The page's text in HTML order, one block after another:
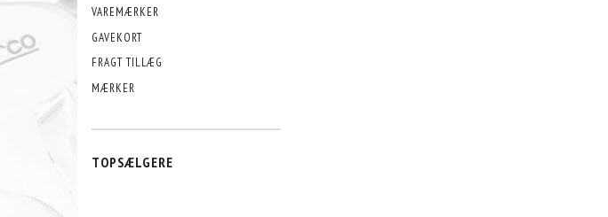
VAREMÆRKER
GAVEKORT
FRAGT TILLÆG
MÆRKER
TOPSÆLGERE